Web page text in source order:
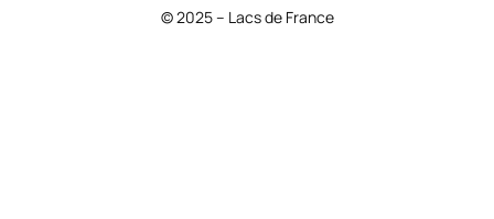
© 2025 – Lacs de France